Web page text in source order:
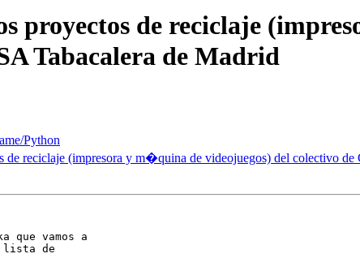
proyectos de reciclaje
Tabacalera de Madrid
Python
reciclaje (impresora y m�quina de videojuegos) del colectivo de
que vamos a
lista de